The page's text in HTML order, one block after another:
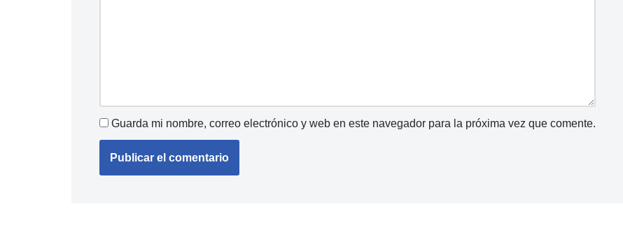
Guarda mi nombre, correo electrónico y web en este navegador para la próxima vez que comente.